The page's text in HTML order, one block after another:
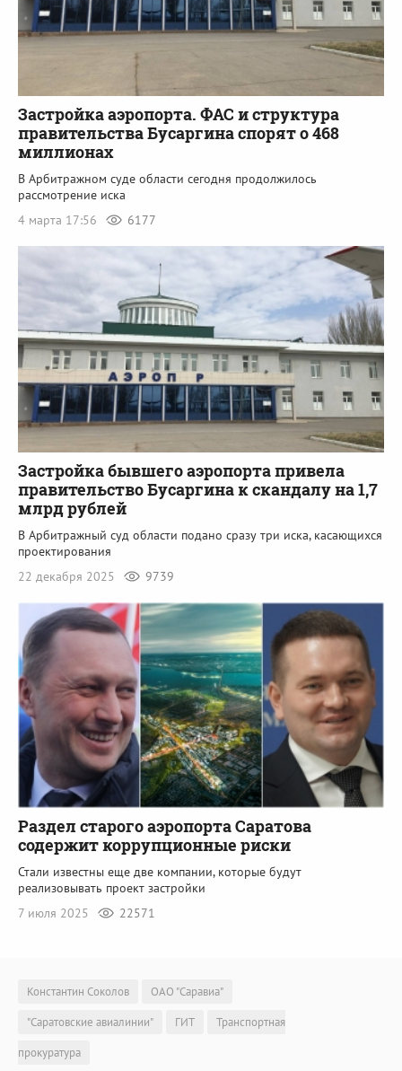
Застройка аэропорта. ФАС и структура
правительства Бусаргина спорят о 468
миллионах
В Арбитражном суде области сегодня продолжилось
рассмотрение иска
4 марта 17:56
6177
Застройка бывшего аэропорта привела
правительство Бусаргина к скандалу на 1,7
млрд рублей
В Арбитражный суд области подано сразу три иска, касающихся
проектирования
22 декабря 2025
9739
Раздел старого аэропорта Саратова
содержит коррупционные риски
Стали известны еще две компании, которые будут
реализовывать проект застройки
7 июля 2025
22571
Константин Соколов
ОАО "Саравиа"
"Саратовские авиалинии"
ГИТ
Транспортная
прокуратура